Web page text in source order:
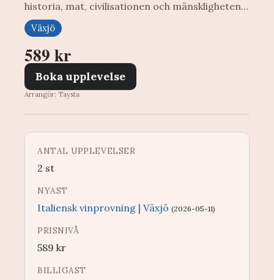
historia, mat, civilisationen och mänskligheten…
Växjö
589 kr
Boka upplevelse
Arrangör: Taysta
ANTAL UPPLEVELSER
2 st
NYAST
Italiensk vinprovning | Växjö (2026-05-11)
PRISNIVÅ
589 kr
BILLIGAST